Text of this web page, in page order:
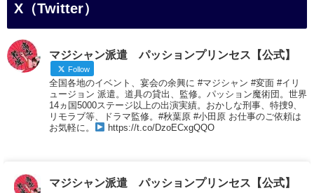
X（Twitter）
マジシャン派遣 パッションプリンセス【公式】
Follow
全国各地のイベント、宴会の余興に #マジシャン #変面 #イリ
ュージョン 派遣。道具の貸出、監修。パッション魔術団。世界
14ヵ国5000ステージ以上の出演実績。おかしな刑事、特捜9、
リモラブ等、ドラマ監修。#秋葉原 #小田原 お仕事のご依頼は
お気軽に。
https://t.co/DzoECxgQQO
マジシャン派遣 パッションプリンセス【公式】